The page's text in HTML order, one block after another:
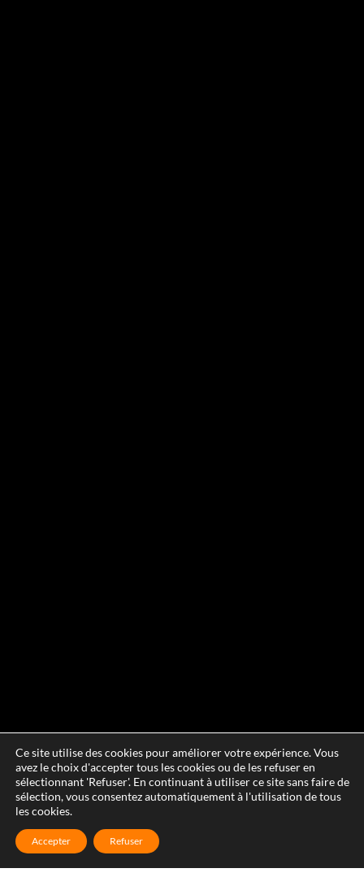
Ce site utilise des cookies pour améliorer votre expérience. Vous
avez le choix d'accepter tous les cookies ou de les refuser en
sélectionnant 'Refuser'. En continuant à utiliser ce site sans faire de
sélection, vous consentez automatiquement à l'utilisation de tous
les cookies.
Accepter Refuser